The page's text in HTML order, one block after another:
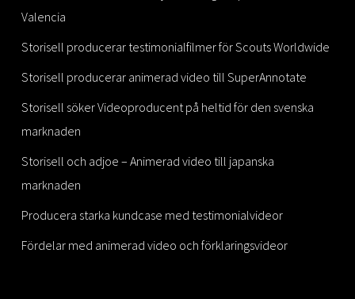
Valencia
Storisell producerar testimonialfilmer för Scouts Worldwide
Storisell producerar animerad video till SuperAnnotate
Storisell söker Videoproducent på heltid för den svenska
marknaden
Storisell och adjoe – Animerad video till japanska
marknaden
Producera starka kundcase med testimonialvideor
Fördelar med animerad video och förklaringsvideor